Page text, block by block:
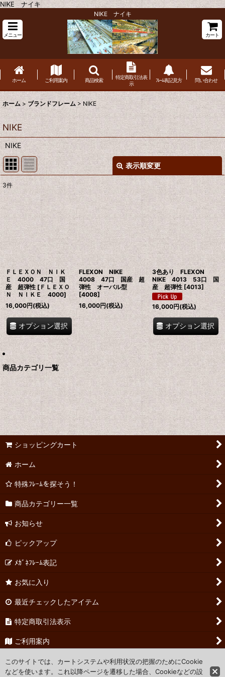
NIKE ナイキ
NIKE ナイキ
メニュー カート
ホーム ご利用案内 商品検索
特定商取引法表
示
ﾌﾚｰﾑ表記見方 問い合わせ
ホーム > ブランドフレーム > NIKE
NIKE
NIKE
表示順変更
表示数:
並び順 :
絞り込む
3件
ＦＬＥＸＯＮ ＮＩＫ
Ｅ 4000 47口 国
産 超弾性 [ ＦＬＥＸＯ
Ｎ ＮＩＫＥ 4000]
16,000円(税込)
オプション選択
FLEXON NIKE
4008 47口 国産 超
弾性 オーバル型
[4008]
16,000円(税込)
3色あり FLEXON
NIKE 4013 53口 国
産 超弾性 [4013]
16,000円(税込)
オプション選択
商品カテゴリ一覧
ショッピングカート
ホーム
特殊ﾌﾚｰﾑを探そう！
商品カテゴリー一覧
お知らせ
ピックアップ
ﾒｶﾞﾈﾌﾚｰﾑ表記
お気に入り
最近チェックしたアイテム
特定商取引法表示
ご利用案内
お問い合わせ
このサイトでは、カートシステムや利用状況の把握のためにCookie
などを使います。これ以降ページを遷移した場合、Cookieなどの設